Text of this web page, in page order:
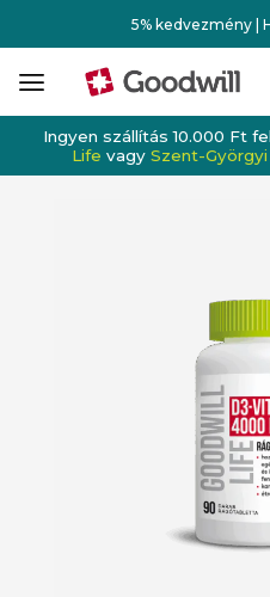
5% kedvezmény |
Ingyen szállítás 10.000 Ft
Life vagy Szent-